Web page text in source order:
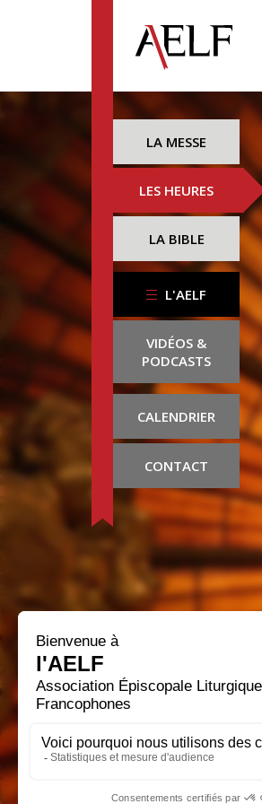
LA MESSE
LES HEURES
LA BIBLE
L'AELF
VIDÉOS &
PODCASTS
CALENDRIER
CONTACT